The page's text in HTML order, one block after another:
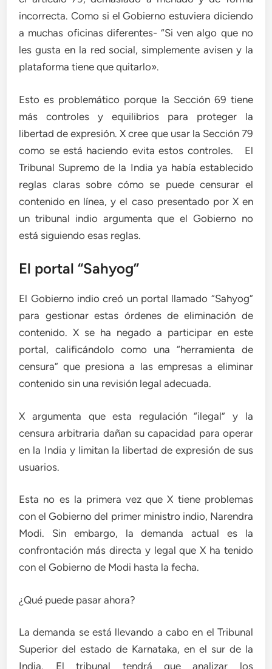
incorrecta. Como si el Gobierno estuviera diciendo
a muchas oficinas diferentes- “Si ven algo que no
les gusta en la red social, simplemente avisen y la
plataforma tiene que quitarlo».
Esto es problemático porque la Sección 69 tiene
más controles y equilibrios para proteger la
libertad de expresión. X cree que usar la Sección 79
como se está haciendo evita estos controles. El
Tribunal Supremo de la India ya había establecido
reglas claras sobre cómo se puede censurar el
contenido en línea, y el caso presentado por X en
un tribunal indio argumenta que el Gobierno no
está siguiendo esas reglas.
El portal “Sahyog”
El Gobierno indio creó un portal llamado “Sahyog”
para gestionar estas órdenes de eliminación de
contenido. X se ha negado a participar en este
portal, calificándolo como una “herramienta de
censura” que presiona a las empresas a eliminar
contenido sin una revisión legal adecuada.
X argumenta que esta regulación “ilegal” y la
censura arbitraria dañan su capacidad para operar
en la India y limitan la libertad de expresión de sus
usuarios.
Esta no es la primera vez que X tiene problemas
con el Gobierno del primer ministro indio, Narendra
Modi. Sin embargo, la demanda actual es la
confrontación más directa y legal que X ha tenido
con el Gobierno de Modi hasta la fecha.
¿Qué puede pasar ahora?
La demanda se está llevando a cabo en el Tribunal
Superior del estado de Karnataka, en el sur de la
India. El tribunal tendrá que analizar los